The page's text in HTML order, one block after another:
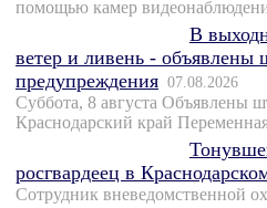
помощью камер
В
ветер и ливень - объявлены
предупреждения 07.08.2026
Суббота, 8 августа Объявлены
Краснодарский край
росгвардеец в
Сотрудник вневедомственной